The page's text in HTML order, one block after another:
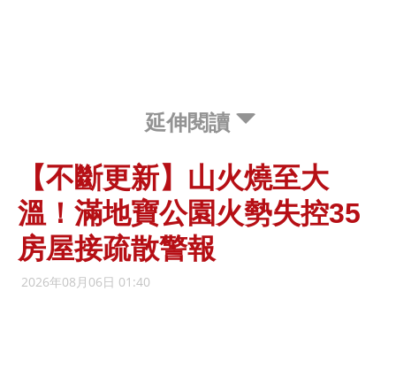
延伸閱讀
【不斷更新】山火燒至大
溫！滿地寶公園火勢失控35
房屋接疏散警報
2026年08月06日 01:40